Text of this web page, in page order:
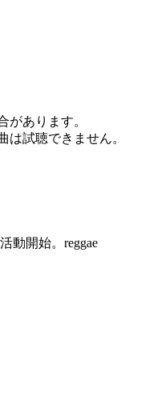
あります。
試聴できません。
動開始。reggae